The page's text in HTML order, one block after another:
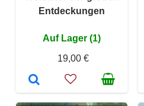
Entdeckungen
Auf Lager (1)
19,00 €